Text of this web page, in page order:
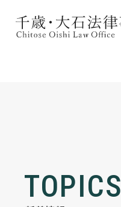
TOPICS